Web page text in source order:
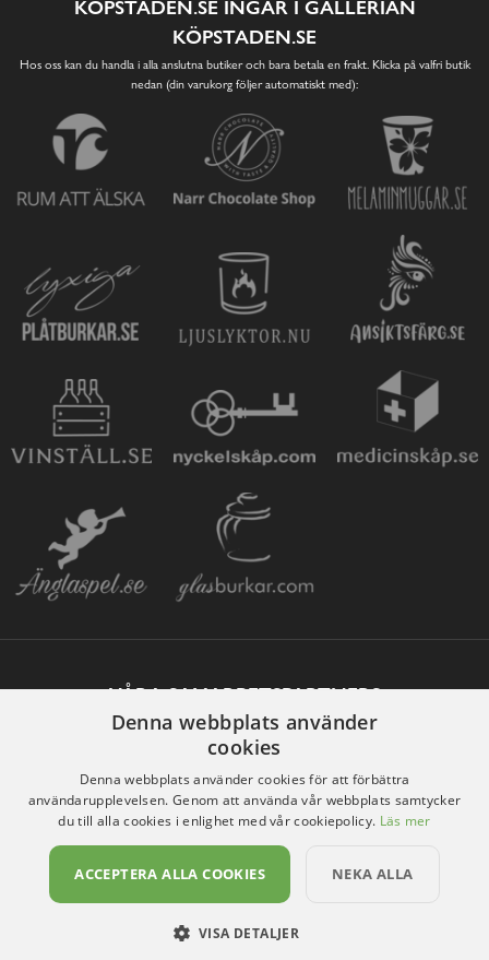
KÖPSTADEN.SE INGÅR I GALLERIAN
KÖPSTADEN.SE
Hos oss kan du handla i alla anslutna butiker och bara betala en frakt. Klicka på valfri butik
nedan (din varukorg följer automatiskt med):
VÅRA SAMARBETSPARTNERS
Denna webbplats använder
cookies
Denna webbplats använder cookies för att förbättra
användarupplevelsen. Genom att använda vår webbplats samtycker
du till alla cookies i enlighet med vår cookiepolicy. Läs mer
ACCEPTERA ALLA COOKIES NEKA ALLA
VISA DETALJER